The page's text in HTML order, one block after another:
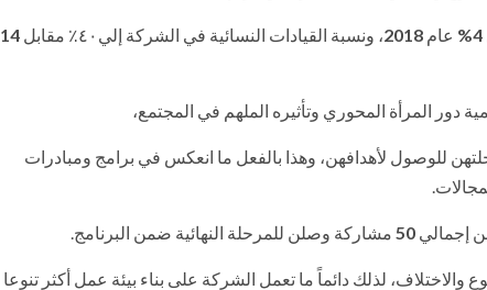
4% عام 2018، ونسبة القيادات النسائية في الشركة إلي٤٠٪؜ مقابل 14
دور المرأة المحوري وتأثيره الملهم في المجتمع،
للوصول لأهدافهن، وهذا بالفعل ما انعكس في برامج ومبادرات
إجمالي 50 مشاركة وصلن للمرحلة النهائية ضمن البرنامج.
لذلك دائماً ما تعمل الشركة على بناء بيئة عمل أكثر تنوعا